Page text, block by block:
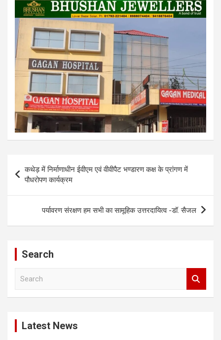
navigation
कथेड़ में निर्माणाधीन ईवीएम एवं वीवीपैट भण्डारण कक्ष के प्रांगण में
पौधरोपण कार्यक्रम
पर्यावरण संरक्षण हम सभी का सामूहिक उत्तरदायित्व -डॉ. सैजल
Search
Latest News